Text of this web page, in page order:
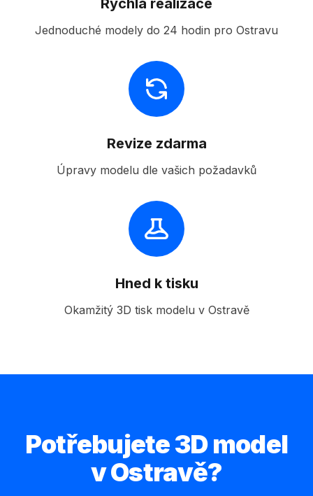
Rychlá realizace
Jednoduché modely do 24 hodin pro Ostravu
Revize zdarma
Úpravy modelu dle vašich požadavků
Hned k tisku
Okamžitý 3D tisk modelu v Ostravě
Potřebujete 3D model
v Ostravě?